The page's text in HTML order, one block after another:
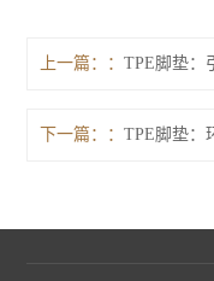
上一篇：
下一篇：